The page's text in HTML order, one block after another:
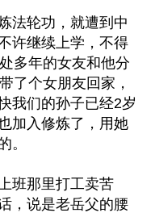
法轮功，就遭到中
许继续上学，不得
多年的女友和他分
了个女朋友回家，
我们的孙子已经2岁
加入修炼了，用她
。
班那里打工卖苦
，说是老岳父的腰